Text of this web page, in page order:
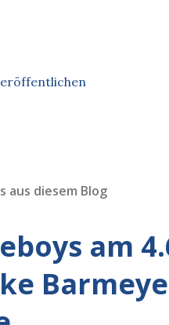
aus diesem Blog
am